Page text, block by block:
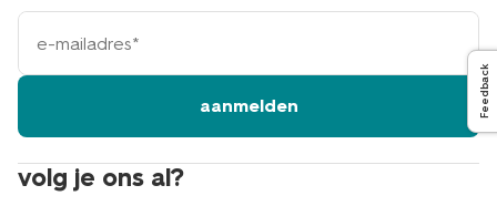
volg je ons al?
e-
mailadres
aanmelden Feedback